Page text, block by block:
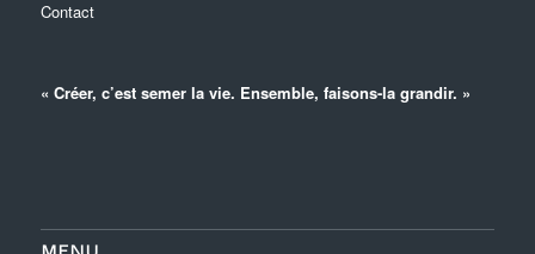
Contact
« Créer, c’est semer la vie. Ensemble, faisons-la grandir. »